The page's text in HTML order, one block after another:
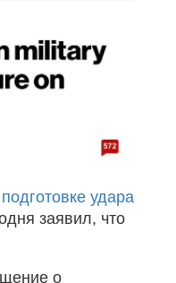
подготовке удара
заявил, что
о